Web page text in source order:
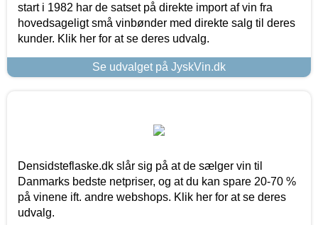
start i 1982 har de satset på direkte import af vin fra
hovedsageligt små vinbønder med direkte salg til deres
kunder. Klik her for at se deres udvalg.
Se udvalget på JyskVin.dk
Densidsteflaske.dk slår sig på at de sælger vin til
Danmarks bedste netpriser, og at du kan spare 20-70 %
på vinene ift. andre webshops. Klik her for at se deres
udvalg.